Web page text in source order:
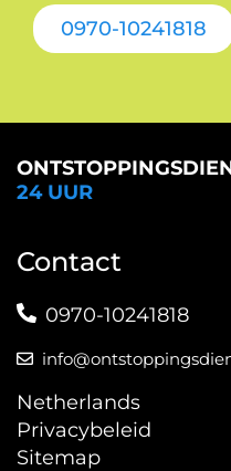
0970-10241818
24 UUR
Contact
0970-10241818
Netherlands
Privacybeleid
Sitemap